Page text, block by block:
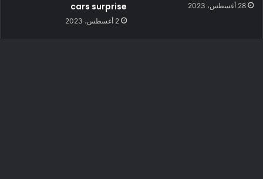
28 أغسطس، 2023 cars surprise
2 أغسطس، 2023